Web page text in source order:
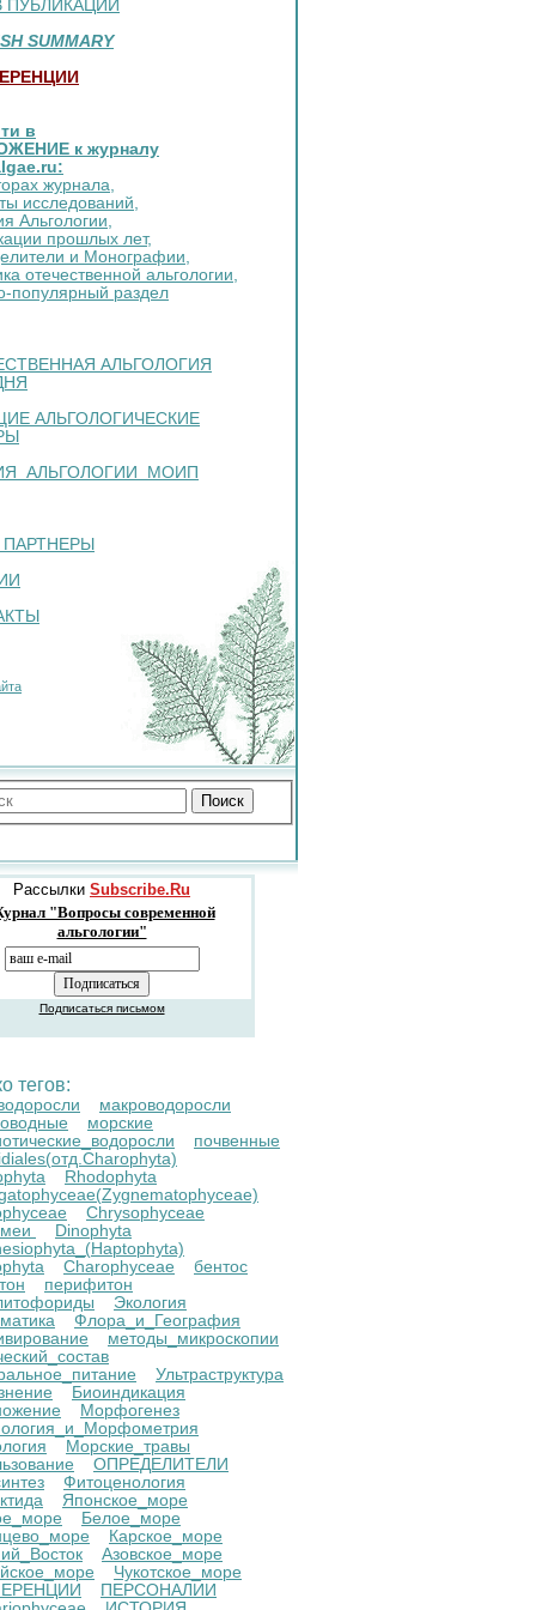
ПУБЛИКАЦИЙ
SUMMARY
в
к журналу
журнала,
исследований,
Альгологии,
прошлых лет,
и Монографии,
отечественной альгологии,
популярный раздел
АЛЬГОЛОГИЯ
АЛЬГОЛОГИЧЕСКИЕ
АЛЬГОЛОГИИ МОИП
Рассылки Subscribe.Ru
"Вопросы современной
альгологии"
Подписаться письмом
тегов:
макроводоросли
морские
почвенные
Rhodophyta
Chrysophyceae
Dinophyta
Charophyceae
бентос
перифитон
Экология
Флора_и_География
методы_микроскопии
Ультраструктура
Биоиндикация
Морфогенез
Морские_травы
ОПРЕДЕЛИТЕЛИ
Фитоценология
Японское_море
Белое_море
Карское_море
Азовское_море
Чукотское_море
ПЕРСОНАЛИИ